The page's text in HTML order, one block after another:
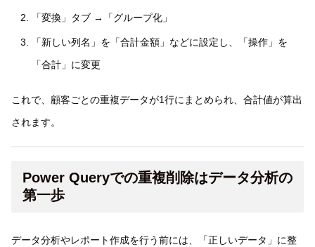
「変換」タブ →「グループ化」
「新しい列名」を「合計金額」などに設定し、「操作」を
「合計」に変更
これで、顧客ごとの重複データが1行にまとめられ、合計値が算出
されます。
Power Queryでの重複削除はデータ分析の
第一歩
データ分析やレポート作成を行う前には、「正しいデータ」に整